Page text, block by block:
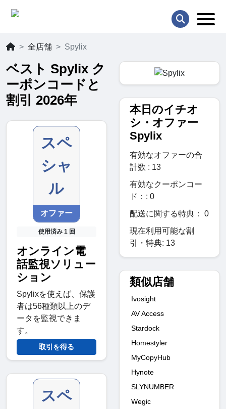
全店舗 Spylix
ベスト Spylix ク
ーポンコードと
割引 2026年
スペ
シャ
ル
オファー
使用済み 1 回
オンライン電
話監視ソリュー
ション
Spylixを使えば、保護
者は56種類以上のデ
ータを監視できま
す。
取引を得る
スペ
本日のイチオ
シ・オファー
Spylix
有効なオファーの合
計数 : 13
有効なクーポンコー
ド：: 0
配送に関する特典： 0
現在利用可能な割
引・特典: 13
類似店舗
Ivosight
AV Access
Stardock
Homestyler
MyCopyHub
Hynote
SLYNUMBER
Wegic